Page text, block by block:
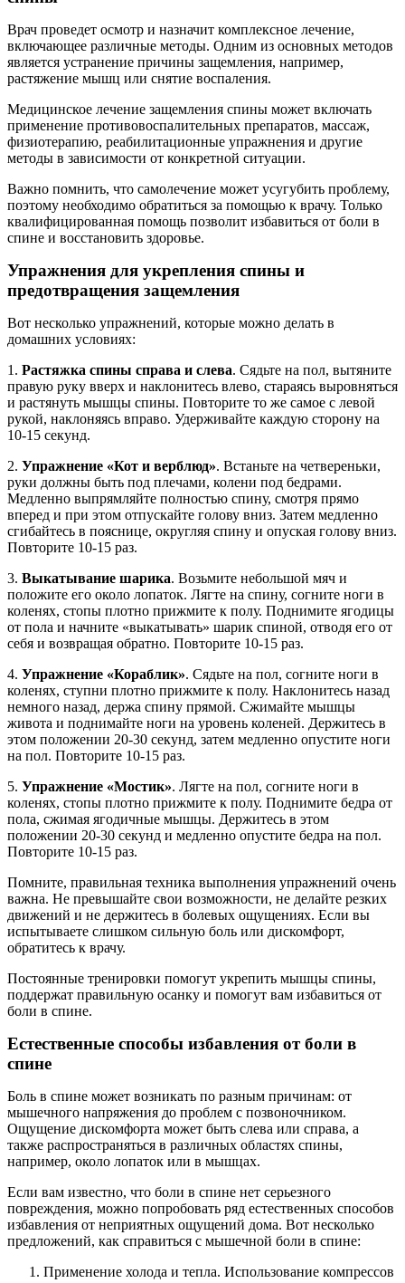
Врач проведет осмотр и назначит комплексное лечение,
включающее различные методы. Одним из основных методов
является устранение причины защемления, например,
растяжение мышц или снятие воспаления.
Медицинское лечение защемления спины может включать
применение противовоспалительных препаратов, массаж,
физиотерапию, реабилитационные упражнения и другие
методы в зависимости от конкретной ситуации.
Важно помнить, что самолечение может усугубить проблему,
поэтому необходимо обратиться за помощью к врачу. Только
квалифицированная помощь позволит избавиться от боли в
спине и восстановить здоровье.
Упражнения для укрепления спины и
предотвращения защемления
Вот несколько упражнений, которые можно делать в
домашних условиях:
1. Растяжка спины справа и слева. Сядьте на пол, вытяните
правую руку вверх и наклонитесь влево, стараясь выровняться
и растянуть мышцы спины. Повторите то же самое с левой
рукой, наклоняясь вправо. Удерживайте каждую сторону на
10-15 секунд.
2. Упражнение «Кот и верблюд». Встаньте на четвереньки,
руки должны быть под плечами, колени под бедрами.
Медленно выпрямляйте полностью спину, смотря прямо
вперед и при этом отпускайте голову вниз. Затем медленно
сгибайтесь в пояснице, округляя спину и опуская голову вниз.
Повторите 10-15 раз.
3. Выкатывание шарика. Возьмите небольшой мяч и
положите его около лопаток. Лягте на спину, согните ноги в
коленях, стопы плотно прижмите к полу. Поднимите ягодицы
от пола и начните «выкатывать» шарик спиной, отводя его от
себя и возвращая обратно. Повторите 10-15 раз.
4. Упражнение «Кораблик». Сядьте на пол, согните ноги в
коленях, ступни плотно прижмите к полу. Наклонитесь назад
немного назад, держа спину прямой. Сжимайте мышцы
живота и поднимайте ноги на уровень коленей. Держитесь в
этом положении 20-30 секунд, затем медленно опустите ноги
на пол. Повторите 10-15 раз.
5. Упражнение «Мостик». Лягте на пол, согните ноги в
коленях, стопы плотно прижмите к полу. Поднимите бедра от
пола, сжимая ягодичные мышцы. Держитесь в этом
положении 20-30 секунд и медленно опустите бедра на пол.
Повторите 10-15 раз.
Помните, правильная техника выполнения упражнений очень
важна. Не превышайте свои возможности, не делайте резких
движений и не держитесь в болевых ощущениях. Если вы
испытываете слишком сильную боль или дискомфорт,
обратитесь к врачу.
Постоянные тренировки помогут укрепить мышцы спины,
поддержат правильную осанку и помогут вам избавиться от
боли в спине.
Естественные способы избавления от боли в
спине
Боль в спине может возникать по разным причинам: от
мышечного напряжения до проблем с позвоночником.
Ощущение дискомфорта может быть слева или справа, а
также распространяться в различных областях спины,
например, около лопаток или в мышцах.
Если вам известно, что боли в спине нет серьезного
повреждения, можно попробовать ряд естественных способов
избавления от неприятных ощущений дома. Вот несколько
предложений, как справиться с мышечной боли в спине:
Применение холода и тепла. Использование компрессов